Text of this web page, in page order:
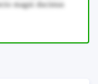
magni ducimus